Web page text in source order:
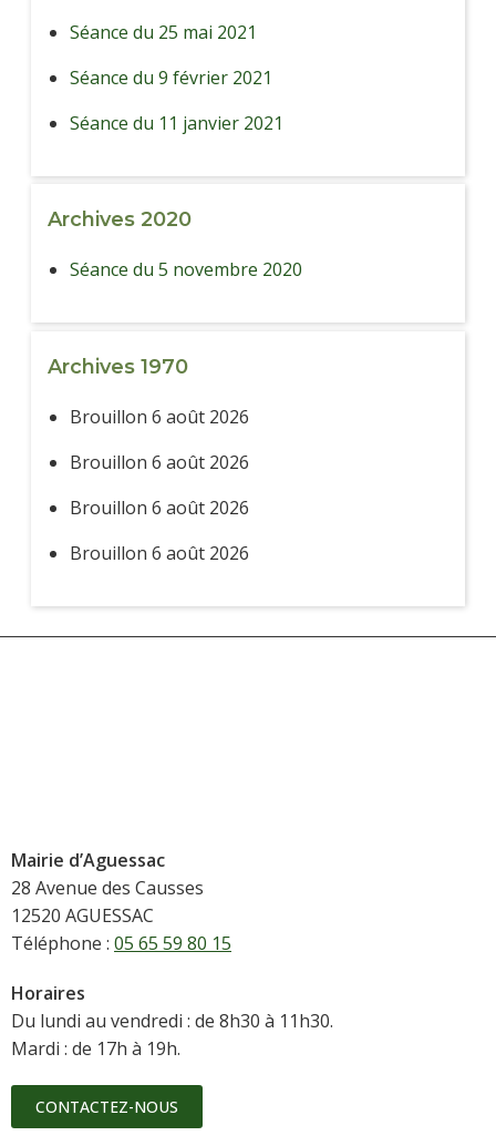
Séance du 25 mai 2021
Séance du 9 février 2021
Séance du 11 janvier 2021
Archives 2020
Séance du 5 novembre 2020
Archives 1970
Brouillon 6 août 2026
Brouillon 6 août 2026
Brouillon 6 août 2026
Brouillon 6 août 2026
Mairie d’Aguessac
28 Avenue des Causses
12520 AGUESSAC
Téléphone : 05 65 59 80 15
Horaires
Du lundi au vendredi : de 8h30 à 11h30.
Mardi : de 17h à 19h.
CONTACTEZ-NOUS